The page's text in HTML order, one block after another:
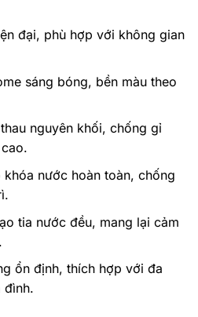
đại, phù hợp với không gian
sáng bóng, bền màu theo
nguyên khối, chống gỉ
nước hoàn toàn, chống
tia nước đều, mang lại cảm
ổn định, thích hợp với đa
đình.